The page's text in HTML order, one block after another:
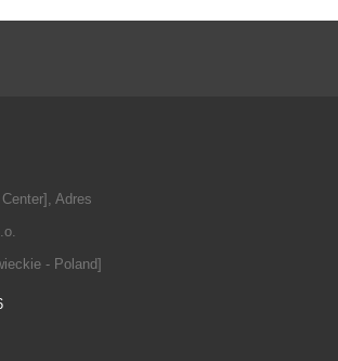
Adres
- Poland]